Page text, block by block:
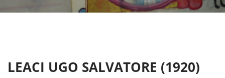
LEACI UGO SALVATORE (1920)